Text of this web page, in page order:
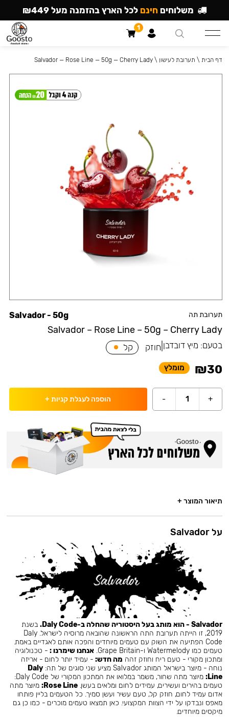
תערובת תה
Salvador – Rose Line – 50g – Cherry Lady
Salvador - 50g
בטעם: מיץ דובדבן חוזק קל
₪30 מומלץ
+
1
- הוספה לעגלת קניות +
דף הבית \ תערובת לעישון \
Salvador — Rose Line — 50g — Cherry Lady
תיאור המוצר +
על Salvador
Salvador - הוא מותג בעל היסטוריה שהחלה ב-Daly Code.
בשנת
2019, זו הייתה תערובת התה הראשונה שהובאה מרוסיה לישראל. Daly
Code הפתיעה את השוק עם טעמים מיוחדים והפכה אותם לאגדיים באמת.
טעמים כמו Watermelody ו-Grape Britain.
אנחנו שימרנו : - טכנולוגיה
ומתכון מקורי - טעם ריח וחוזק זהה מה חדש: - עמיד יותר לחום - אריזה
נוחה - מיוצר בישראל המותג Salvador מציע שני סוגים של תה:
Daly
Line:
מיוצר מתה שחור, משמר במלואו את המתכון המקורי של Daly Code:
טעמים בהירים ועשירים, עמידים לחום ומלאים בעשן.Rose Line: מיוצר מתה
אדום עמיד לחום, חוזק קל, טעם עשיר ועשן סמיך. כל הטעמים בליין פותחו
מאפס ונבדקו על ידי הצוות המקצועי. כאן תמצאו טעמים מוכרים - כמו כן גם
מיקסים מיוחדים.
משלוחים חינם לכל הארץ בהזמנה מעל ₪449
1